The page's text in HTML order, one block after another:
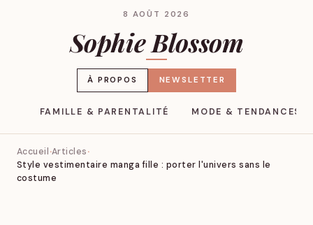
8 AOÛT 2026
Sophie Blossom
À PROPOS NEWSLETTER
FAMILLE & PARENTALITÉ MODE & TENDANCES
Accueil Articles
Style vestimentaire manga fille : porter l'univers sans le
costume